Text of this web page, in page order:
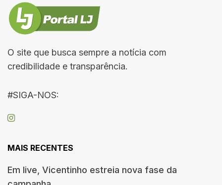
O site que busca sempre a notícia com
credibilidade e transparência.
#SIGA-NOS:
MAIS RECENTES
Em live, Vicentinho estreia nova fase da